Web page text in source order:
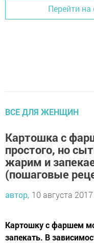
Перейти на
ВСЕ ДЛЯ ЖЕНЩИН
Картошка с
простого, но
жарим и
(пошаговые
автор, 10 августа
Картошку с фаршем
запекать. В